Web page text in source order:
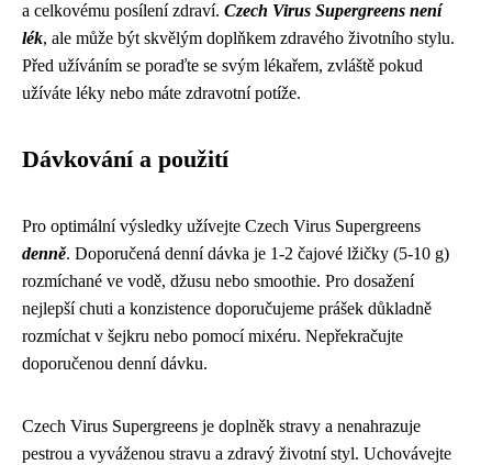
a celkovému posílení zdraví. Czech Virus Supergreens není
lék, ale může být skvělým doplňkem zdravého životního stylu.
Před užíváním se poraďte se svým lékařem, zvláště pokud
užíváte léky nebo máte zdravotní potíže.
Dávkování a použití
Pro optimální výsledky užívejte Czech Virus Supergreens
denně. Doporučená denní dávka je 1-2 čajové lžičky (5-10 g)
rozmíchané ve vodě, džusu nebo smoothie. Pro dosažení
nejlepší chuti a konzistence doporučujeme prášek důkladně
rozmíchat v šejkru nebo pomocí mixéru. Nepřekračujte
doporučenou denní dávku.
Czech Virus Supergreens je doplněk stravy a nenahrazuje
pestrou a vyváženou stravu a zdravý životní styl. Uchovávejte